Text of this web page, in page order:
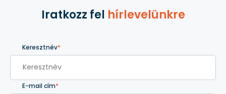
Iratkozz fel hírlevelünkre
Keresztnév*
E-mail cím*